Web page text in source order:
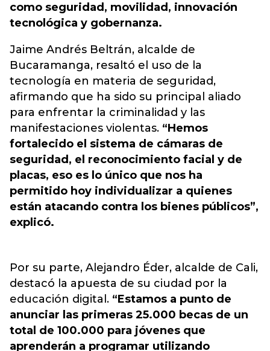
como seguridad, movilidad, innovación
tecnológica y gobernanza.
Jaime Andrés Beltrán, alcalde de
Bucaramanga, resaltó el uso de la
tecnología en materia de seguridad,
afirmando que ha sido su principal aliado
para enfrentar la criminalidad y las
manifestaciones violentas. “Hemos
fortalecido el sistema de cámaras de
seguridad, el reconocimiento facial y de
placas, eso es lo único que nos ha
permitido hoy individualizar a quienes
están atacando contra los bienes públicos”,
explicó.
Por su parte, Alejandro Éder, alcalde de Cali,
destacó la apuesta de su ciudad por la
educación digital. “Estamos a punto de
anunciar las primeras 25.000 becas de un
total de 100.000 para jóvenes que
aprenderán a programar utilizando